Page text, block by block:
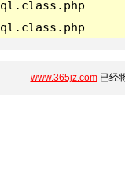
www.365jz.com已经